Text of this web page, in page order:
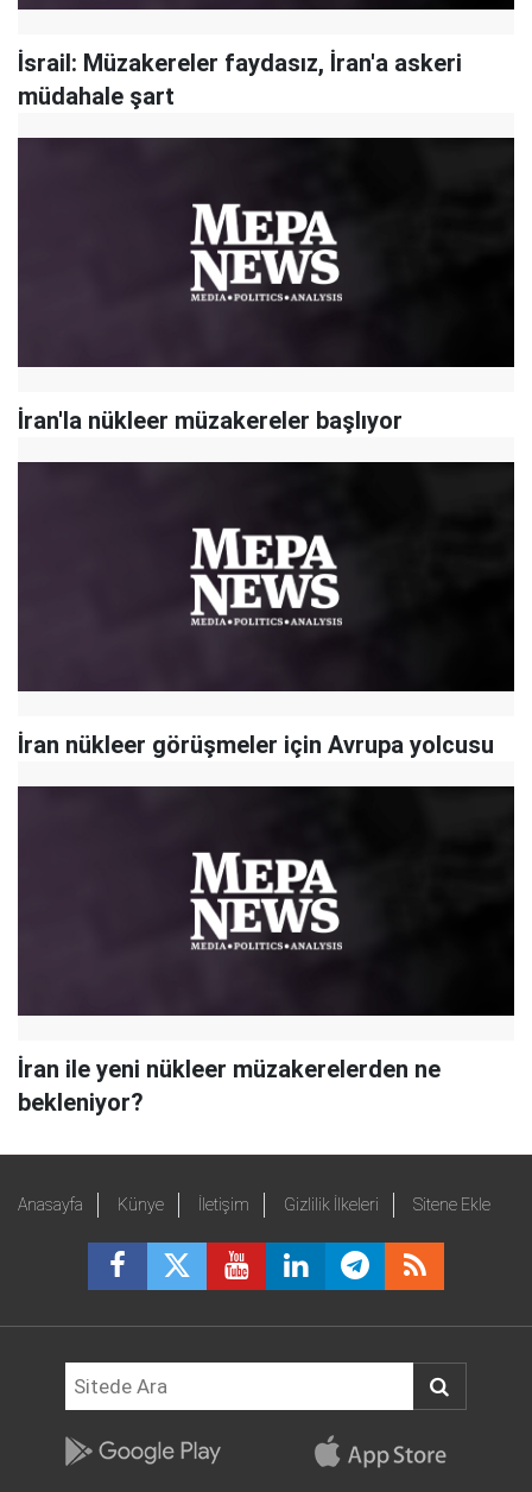
İsrail: Müzakereler faydasız, İran'a askeri
müdahale şart
İran'la nükleer müzakereler başlıyor
İran nükleer görüşmeler için Avrupa yolcusu
İran ile yeni nükleer müzakerelerden ne
bekleniyor?
Anasayfa Künye İletişim Gizlilik İlkeleri Sitene Ekle